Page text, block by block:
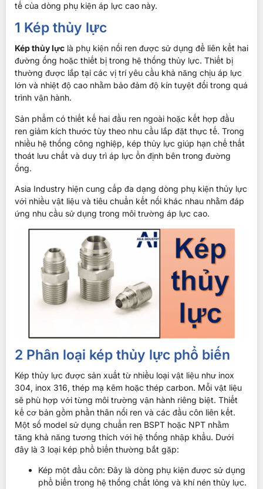
tế của dòng phụ kiện áp lực cao này.
1 Kép thủy lực
Kép thủy lực là phụ kiện nối ren được sử dụng để liên kết hai
đường ống hoặc thiết bị trong hệ thống thủy lực. Thiết bị
thường được lắp tại các vị trí yêu cầu khả năng chịu áp lực
lớn và nhiệt độ cao nhằm bảo đảm độ kín tuyệt đối trong quá
trình vận hành.
Sản phẩm có thiết kế hai đầu ren ngoài hoặc kết hợp đầu
ren giảm kích thước tùy theo nhu cầu lắp đặt thực tế. Trong
nhiều hệ thống công nghiệp, kép thủy lực giúp hạn chế thất
thoát lưu chất và duy trì áp lực ổn định bên trong đường
ống.
Asia Industry hiện cung cấp đa dạng dòng phụ kiện thủy lực
với nhiều vật liệu và tiêu chuẩn kết nối khác nhau nhằm đáp
ứng nhu cầu sử dụng trong môi trường áp lực cao.
2 Phân loại kép thủy lực phổ biến
Kép thủy lực được sản xuất từ nhiều loại vật liệu như inox
304, inox 316, thép mạ kẽm hoặc thép carbon. Mỗi vật liệu
sẽ phù hợp với từng môi trường vận hành riêng biệt. Thiết
kế cơ bản gồm phần thân nối ren và các đầu côn liên kết.
Một số model sử dụng chuẩn ren BSPT hoặc NPT nhằm
tăng khả năng tương thích với hệ thống nhập khẩu. Dưới
đây là 3 loại kép phổ biến thường bắt gặp:
Kép một đầu côn: Đây là dòng phụ kiện được sử dụng
phổ biến trong hệ thống chất lỏng và khí nén thủy lực.